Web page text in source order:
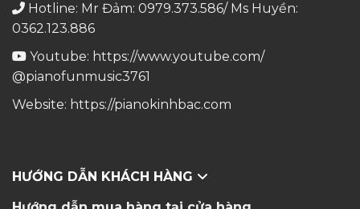
Hotline: Mr Đảm: 0979.373.586/ Ms Huyền:
0362.123.886
Youtube: https://www.youtube.com/
@pianofunmusic3761
Website: https://pianokinhbac.com
HƯỚNG DẪN KHÁCH HÀNG